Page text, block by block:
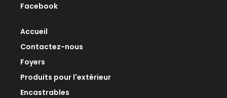
Facebook
Accueil
Contactez-nous
Foyers
Produits pour l'extérieur
Encastrables